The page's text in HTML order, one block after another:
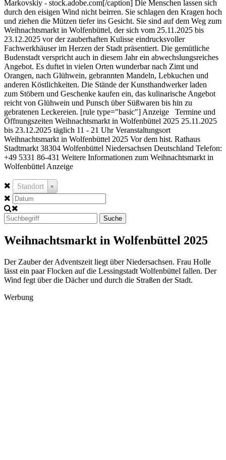
Markovskiy - stock.adobe.com[/caption] Die Menschen lassen sich
durch den eisigen Wind nicht beirren. Sie schlagen den Kragen hoch
und ziehen die Mützen tiefer ins Gesicht. Sie sind auf dem Weg zum
Weihnachtsmarkt in Wolfenbüttel, der sich vom 25.11.2025 bis
23.12.2025 vor der zauberhaften Kulisse eindrucksvoller
Fachwerkhäuser im Herzen der Stadt präsentiert. Die gemütliche
Budenstadt verspricht auch in diesem Jahr ein abwechslungsreiches
Angebot. Es duftet in vielen Orten wunderbar nach Zimt und
Orangen, nach Glühwein, gebrannten Mandeln, Lebkuchen und
anderen Köstlichkeiten. Die Stände der Kunsthandwerker laden
zum Stöbern und Geschenke kaufen ein, das kulinarische Angebot
reicht von Glühwein und Punsch über Süßwaren bis hin zu
gebratenen Leckereien. [rule type="basic"] Anzeige Termine und
Öffnungszeiten Weihnachtsmarkt in Wolfenbüttel 2025 25.11.2025
bis 23.12.2025 täglich 11 - 21 Uhr Veranstaltungsort
Weihnachtsmarkt in Wolfenbüttel 2025 Vor dem hist. Rathaus
Stadtmarkt 38304 Wolfenbüttel Niedersachsen Deutschland Telefon:
+49 5331 86-431 Weitere Informationen zum Weihnachtsmarkt in
Wolfenbüttel Anzeige
Standort
Suche
Weihnachtsmarkt in Wolfenbüttel 2025
Der Zauber der Adventszeit liegt über Niedersachsen. Frau Holle
lässt ein paar Flocken auf die Lessingstadt Wolfenbüttel fallen. Der
Wind fegt über die Dächer und durch die Straßen der Stadt.
Werbung